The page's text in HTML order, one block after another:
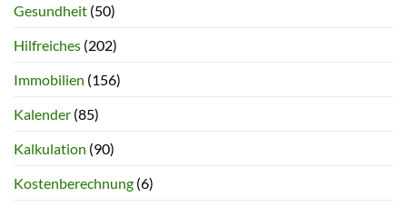
Gesundheit (50)
Hilfreiches (202)
Immobilien (156)
Kalender (85)
Kalkulation (90)
Kostenberechnung (6)